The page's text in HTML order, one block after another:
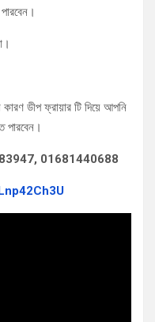
ডীপ ফ্রায়ার টি দিয়ে আপনি
পারবেন।
01681440688